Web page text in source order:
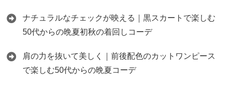
ナチュラルなチェックが映える｜黒スカートで楽しむ
50代からの晩夏初秋の着回しコーデ
肩の力を抜いて美しく｜前後配色のカットワンピース
で楽しむ50代からの晩夏コーデ